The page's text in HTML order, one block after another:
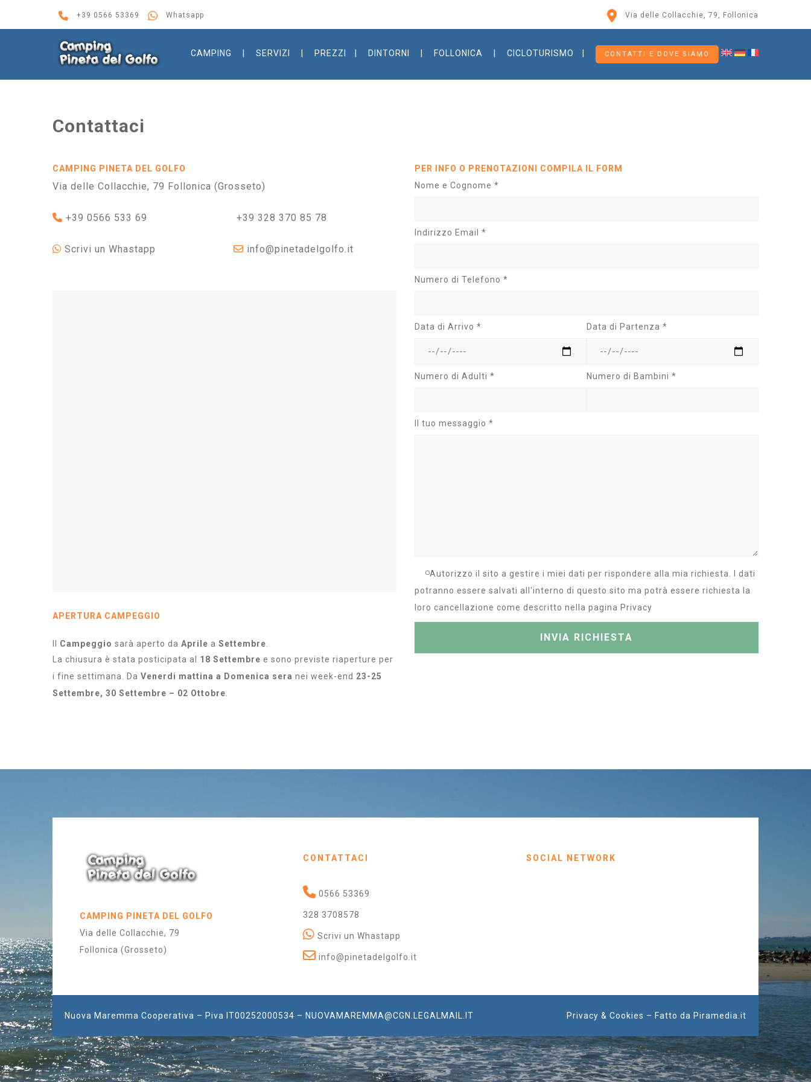
+39 0566 53369 Whatsapp Via delle Collacchie, 79, Follonica
CAMPING SERVIZI PREZZI DINTORNI FOLLONICA CICLOTURISMO CONTATTI E DOVE SIAMO
Contattaci
CAMPING PINETA DEL GOLFO
Via delle Collacchie, 79 Follonica (Grosseto)
+39 0566 533 69 +39 328 370 85 78
Scrivi un Whastapp info@pinetadelgolfo.it
APERTURA CAMPEGGIO
Campeggio sarà aperto da Aprile a Settembre
La chiusura è stata posticipata al 18 Settembre e sono previste riaperture per
i fine settimana. Da Venerdi mattina a Domenica sera nei week-end 23-25
Settembre, 30 Settembre – 02 Ottobre
PER INFO O PRENOTAZIONI COMPILA IL FORM
Nome e Cognome *
Indirizzo Email *
Numero di Telefono *
Data di Arrivo * Data di Partenza *
Numero di Adulti * Numero di Bambini *
Il tuo messaggio *
Autorizzo il sito a gestire i miei dati per rispondere alla mia richiesta. I dati
potranno essere salvati all'interno di questo sito ma potrà essere richiesta la
loro cancellazione come descritto nella pagina Privacy
CAMPING PINETA DEL GOLFO
Via delle Collacchie, 79
Follonica (Grosseto)
CONTATTACI
0566 53369
328 3708578
Scrivi un Whastapp
info@pinetadelgolfo.it
SOCIAL NETWORK
Nuova Maremma Cooperativa – Piva IT00252000534 – NUOVAMAREMMA@CGN.LEGALMAIL.IT Privacy & Cookies – Fatto da Piramedia.it